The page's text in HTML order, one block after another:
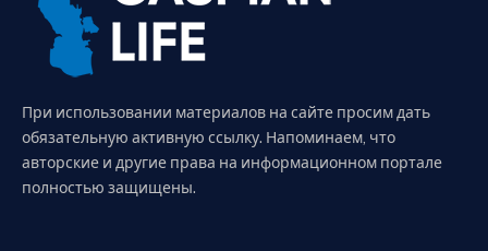
При использовании материалов на сайте просим дать
обязательную активную ссылку. Напоминаем, что
авторские и другие права на информационном портале
полностью защищены.